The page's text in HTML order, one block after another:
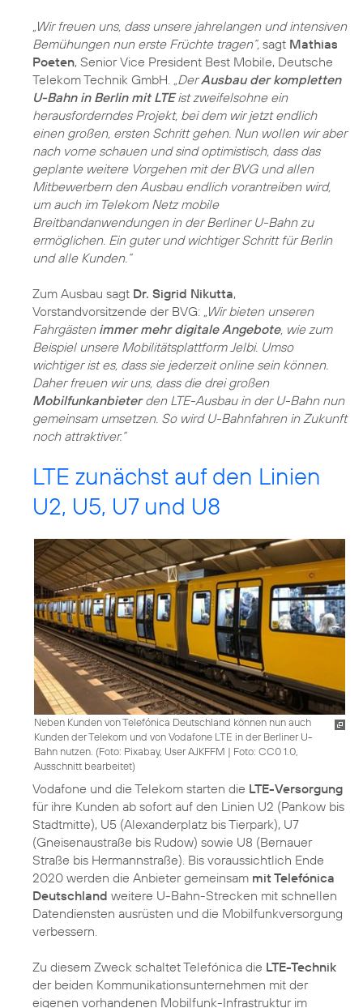
„Wir freuen uns, dass unsere jahrelangen und intensiven
Bemühungen nun erste Früchte tragen“, sagt Mathias
Poeten, Senior Vice President Best Mobile, Deutsche
Telekom Technik GmbH. „DerAusbau der kompletten
U-Bahn in Berlin mit LTEist zweifelsohne ein
herausforderndes Projekt, bei dem wir jetzt endlich
einen großen, ersten Schritt gehen. Nun wollen wir aber
nach vorne schauen und sind optimistisch, dass das
geplante weitere Vorgehen mit der BVG und allen
Mitbewerbern den Ausbau endlich vorantreiben wird,
um auch im Telekom Netz mobile
Breitbandanwendungen in der Berliner U-Bahn zu
ermöglichen. Ein guter und wichtiger Schritt für Berlin
und alle Kunden.“
Zum Ausbau sagt Dr. Sigrid Nikutta,
Vorstandvorsitzende der BVG: „Wir bieten unseren
Fahrgästen immer mehr digitale Angebote, wie zum
Beispiel unsere Mobilitätsplattform Jelbi. Umso
wichtiger ist es, dass sie jederzeit online sein können.
Daher freuen wir uns, dass die drei großen
Mobilfunkanbieterden LTE-Ausbau in der U-Bahn nun
gemeinsam umsetzen. So wird U-Bahnfahren in Zukunft
noch attraktiver.“
LTE zunächst auf den Linien
U2, U5, U7 und U8
Neben Kunden von Telefónica Deutschland können nun auch
Kunden der Telekom und von Vodafone LTE in der Berliner U-
Bahn nutzen. (Foto: Pixabay, User AJKFFM | Foto: CC0 1.0,
Ausschnitt bearbeitet)
Vodafone und die Telekom starten die LTE-Versorgung
für ihre Kunden ab sofort auf den Linien U2 (Pankow bis
Stadtmitte), U5 (Alexanderplatz bis Tierpark), U7
(Gneisenaustraße bis Rudow) sowie U8 (Bernauer
Straße bis Hermannstraße). Bis voraussichtlich Ende
2020 werden die Anbieter gemeinsam mit Telefónica
Deutschland weitere U-Bahn-Strecken mit schnellen
Datendiensten ausrüsten und die Mobilfunkversorgung
verbessern.
Zu diesem Zweck schaltet Telefónica die LTE-Technik
der beiden Kommunikationsunternehmen mit der
eigenen vorhandenen Mobilfunk-Infrastruktur im